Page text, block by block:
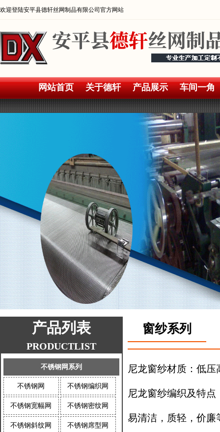
欢迎登陆安平县德轩丝网制品有限公司官方网站
网站首页 关于德轩 产品展示 车间一角
产品列表
PRODUCTLIST
不锈钢网系列
不锈钢网 不锈钢编织网
不锈钢宽幅网 不锈钢密纹网
不锈钢斜纹网 不锈钢席型网
窗纱系列
尼龙窗纱材质：低压
尼龙窗纱编织及特
易清洁，质轻，价廉